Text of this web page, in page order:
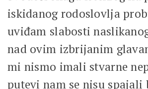
iskidanog rodoslovlja
uviđam slabosti
nad ovim izbrijanim
mi nismo imali stvarne
putevi nam se nisu spajali